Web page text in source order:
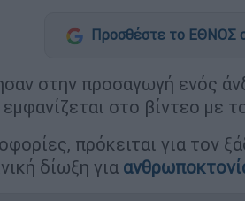
Προσθέστε το ΕΘΝΟΣ
στην προσαγωγή ενός
στο βίντεο με
πρόκειται για τον
δίωξη για